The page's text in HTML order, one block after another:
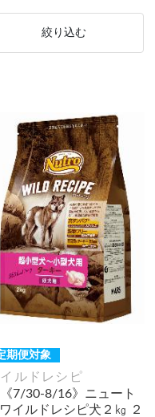
絞り込む
期便対象
ルドレシピ
7/30-8/16》ニュート
イルドレシピ犬２㎏ ２